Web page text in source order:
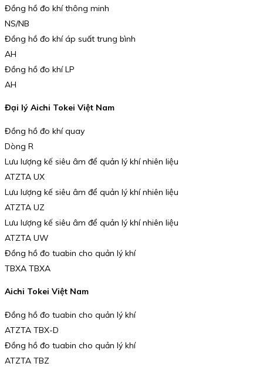
Đồng hồ đo khí thông minh
NS/NB
Đồng hồ đo khí áp suất trung bình
AH
Đồng hồ đo khí LP
AH
Đại lý Aichi Tokei Việt Nam
Đồng hồ đo khí quay
Dòng R
Lưu lượng kế siêu âm để quản lý khí nhiên liệu
ATZTA UX
Lưu lượng kế siêu âm để quản lý khí nhiên liệu
ATZTA UZ
Lưu lượng kế siêu âm để quản lý khí nhiên liệu
ATZTA UW
Đồng hồ đo tuabin cho quản lý khí
TBXA TBXA
Aichi Tokei Việt Nam
Đồng hồ đo tuabin cho quản lý khí
ATZTA TBX-D
Đồng hồ đo tuabin cho quản lý khí
ATZTA TBZ